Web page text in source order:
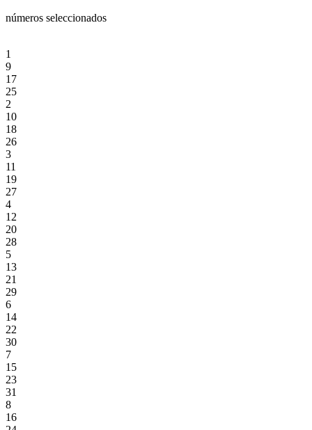
números seleccionados
1
9
17
25
2
10
18
26
3
11
19
27
4
12
20
28
5
13
21
29
6
14
22
30
7
15
23
31
8
16